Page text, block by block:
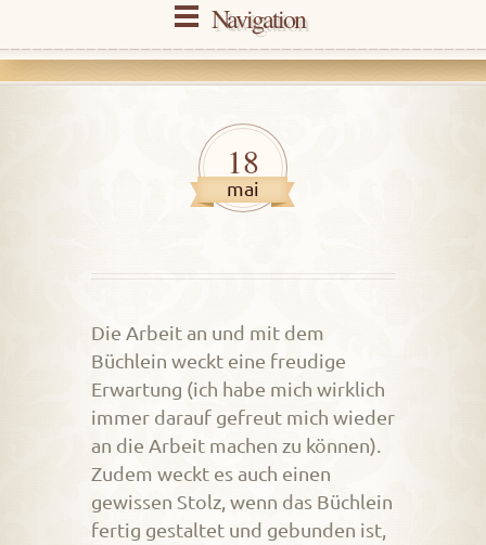
Navigation
18
mai
Die Arbeit an und mit dem
Büchlein weckt eine freudige
Erwartung (ich habe mich wirklich
immer darauf gefreut mich wieder
an die Arbeit machen zu können).
Zudem weckt es auch einen
gewissen Stolz, wenn das Büchlein
fertig gestaltet und gebunden ist,